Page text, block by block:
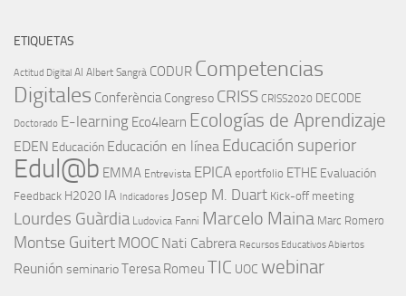
ETIQUETAS
Actitud Digital AI Albert Sangrà CODUR Competencias
Digitales Conferència Congreso CRISS CRISS2020 DECODE
Doctorado E-learning Eco4learn Ecologías de Aprendizaje
EDEN Educación Educación en línea Educación superior
Edul@b EMMA Entrevista EPICA eportfolio ETHE Evaluación
Feedback H2020 IA Indicadores Josep M. Duart Kick-off meeting
Lourdes Guàrdia Ludovica Fanni Marcelo Maina Marc Romero
Montse Guitert MOOC Nati Cabrera Recursos Educativos Abiertos
Reunión seminarioTeresa Romeu TIC UOC webinar